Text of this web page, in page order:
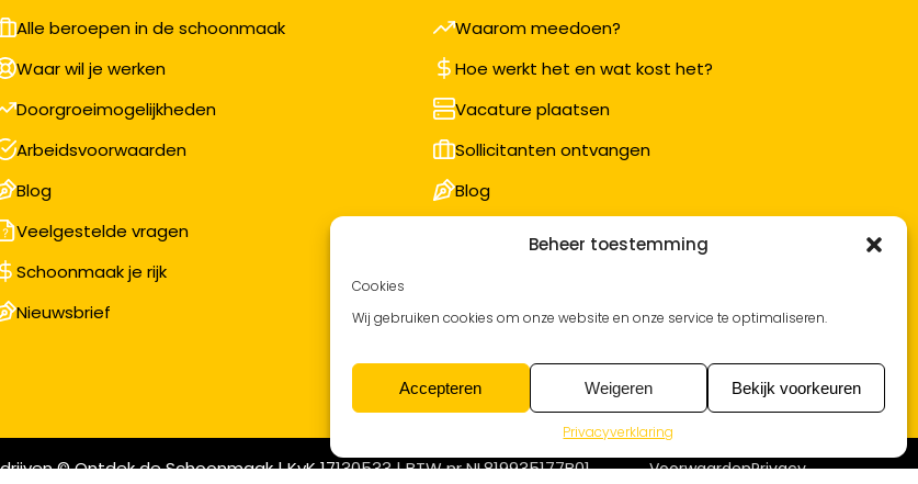
Beheer toestemming
Cookies
Wij gebruiken cookies om onze website en onze service te optimaliseren.
Accepteren Weigeren Bekijk voorkeuren
Privacyverklaring
Alle beroepen in de schoonmaak
Waar wil je werken
Doorgroeimogelijkheden
Arbeidsvoorwaarden
Blog
Veelgestelde vragen
Schoonmaak je rijk
Nieuwsbrief
Waarom meedoen?
Hoe werkt het en wat kost het?
Vacature plaatsen
Sollicitanten ontvangen
Blog
© Ontdek de Schoonmaak | KvK 17130533 | BTW nr NL819935177B01 VoorwaardenPrivacy